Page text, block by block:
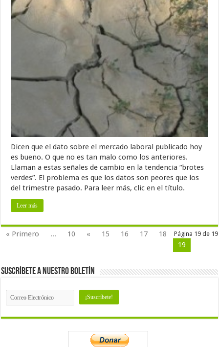
Dicen que el dato sobre el mercado laboral publicado hoy
es bueno. O que no es tan malo como los anteriores.
Llaman a estas señales de cambio en la tendencia “brotes
verdes”. El problema es que los datos son peores que los
del trimestre pasado. Para leer más, clic en el título.
Leer más
Página 19 de 19
« Primero ... 10 « 15 16 17
18
19
Suscríbete a nuestro Boletín